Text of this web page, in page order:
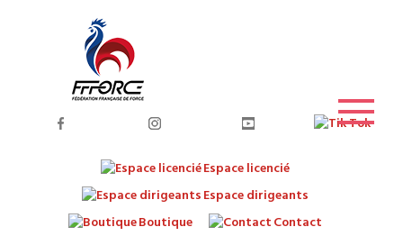
Espace licencié
Espace dirigeants
Boutique
Contact